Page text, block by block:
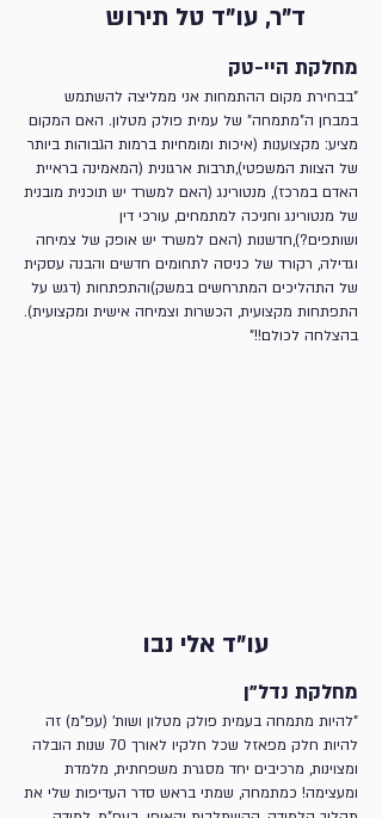
ד"ר, עו"ד טל תירוש
מחלקת היי-טק
"בבחירת מקום ההתמחות אני ממליצה להשתמש
במבחן ה"מתמחה" של עמית פולק מטלון. האם המקום
מציע: מקצוענות (איכות ומומחיות ברמות הגבוהות ביותר
של הצוות המשפטי),תרבות ארגונית (המאמינה בראיית
האדם במרכז), מנטורינג (האם למשרד יש תוכנית מובנית
של מנטורינג וחניכה למתמחים, עורכי דין
ושותפים?),חדשנות (האם למשרד יש אופק של צמיחה
וגדילה, רקורד של כניסה לתחומים חדשים והבנה עסקית
של התהליכים המתרחשים במשק)והתפתחות (דגש על
התפתחות מקצועית, הכשרות וצמיחה אישית ומקצועית).
בהצלחה לכולם!!"
עו"ד אלי נבו
מחלקת נדל"ן
"להיות מתמחה בעמית פולק מטלון ושות' (עפ"מ) זה
להיות חלק מפאזל שכל חלקיו לאורך 70 שנות הובלה
ומצוינות, מרכיבים יחד מסגרת משפחתית, מלמדת
ומעצימה! כמתמחה, שמתי בראש סדר העדיפות שלי את